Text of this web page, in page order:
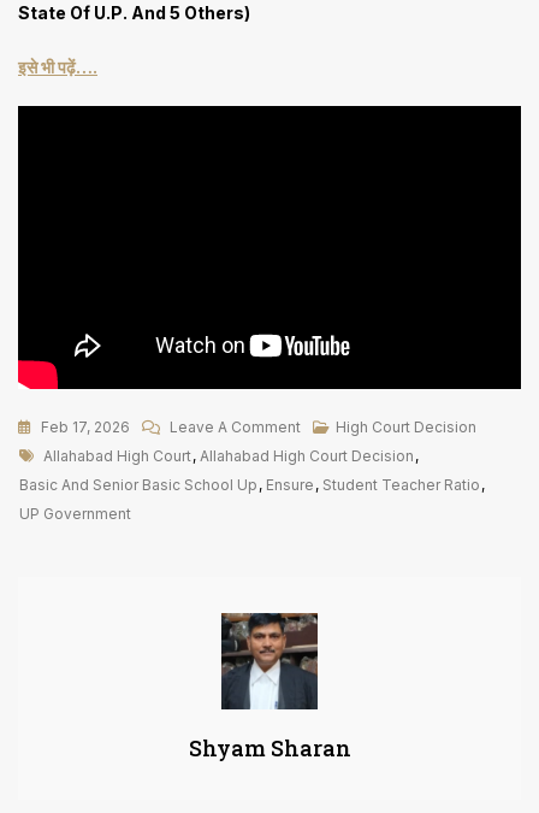
State Of U.P. And 5 Others)
इसे भी पढ़ें….
Feb 17, 2026 Leave A CommentOn
छात्र
शिक्षक
की
जिम्मेदारी,
आदेश
पर
High Court Decision
Tags
Allahabad High Court, Allahabad High Court Decision ,
Basic And Senior Basic School Up , Ensure , Student Teacher Ratio ,
UP Government
Shyam Sharan